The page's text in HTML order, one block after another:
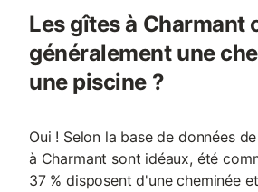
Les gîtes à Charmant
généralement une
une piscine ?
Oui ! Selon la base de données
à Charmant sont idéaux, été
37 % disposent d'une cheminée